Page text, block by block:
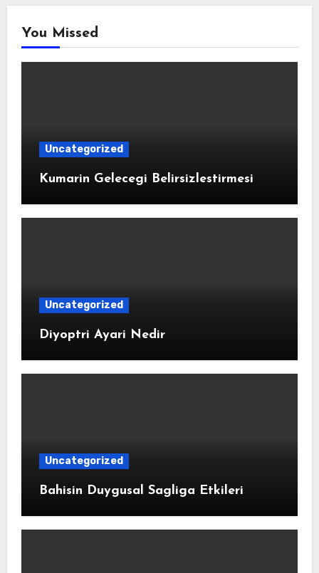
You Missed
Uncategorized
Kumarin Gelecegi Belirsizlestirmesi
Uncategorized
Diyoptri Ayari Nedir
Uncategorized
Bahisin Duygusal Sagliga Etkileri